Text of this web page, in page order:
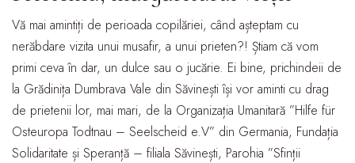
Vă mai amintiți de perioada copilăriei, când așteptam cu
nerăbdare vizita unui musafir, a unui prieten?! Știam că vom
primi ceva în dar, un dulce sau o jucărie. Ei bine, prichindeii de
la Grădinița Dumbrava Vale din Săvinești își vor aminti cu drag
de prietenii lor, mai mari, de la Organizația Umanitară ”Hilfe für
Osteuropa Todtnau – Seelscheid e.V” din Germania, Fundația
Solidaritate și Speranță – filiala Săvinești, Parohia ”Sfinții